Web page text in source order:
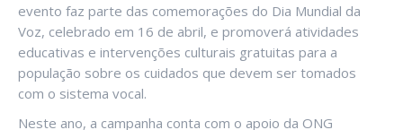
evento faz parte das comemorações do Dia Mundial da
Voz, celebrado em 16 de abril, e promoverá atividades
educativas e intervenções culturais gratuitas para a
população sobre os cuidados que devem ser tomados
com o sistema vocal.
Neste ano, a campanha conta com o apoio da ONG